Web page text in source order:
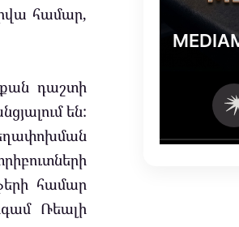
համար,
քան դաշտի
են:
համար
Ռեալի